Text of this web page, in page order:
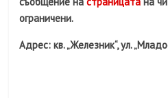
ограничени.
Адрес: кв. „Железник“, ул.